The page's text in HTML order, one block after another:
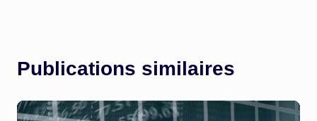
Publications similaires